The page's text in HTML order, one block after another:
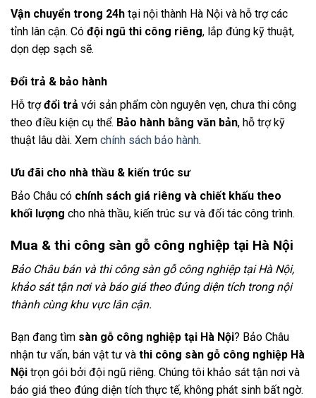
Vận chuyển trong 24h tại nội thành Hà Nội và hỗ trợ các
tỉnh lân cận. Có đội ngũ thi công riêng, lắp đúng kỹ thuật,
dọn dẹp sạch sẽ.
Đổi trả & bảo hành
Hỗ trợđổi trả với sản phẩm còn nguyên vẹn, chưa thi công
theo điều kiện cụ thể. Bảo hành bằng văn bản, hỗ trợ kỹ
thuật lâu dài. Xem chính sách bảo hành.
Ưu đãi cho nhà thầu & kiến trúc sư
Bảo Châu có chính sách giá riêng và chiết khấu theo
khối lượng cho nhà thầu, kiến trúc sư và đối tác công trình.
Mua & thi công sàn gỗ công nghiệp tại Hà Nội
Bảo Châu bán và thi công sàn gỗ công nghiệp tại Hà Nội,
khảo sát tận nơi và báo giá theo đúng diện tích trong nội
thành cùng khu vực lân cận.
Bạn đang tìm sàn gỗ công nghiệp tại Hà Nội? Bảo Châu
nhận tư vấn, bán vật tư và thi công sàn gỗ công nghiệp Hà
Nội trọn gói bởi đội ngũ riêng. Chúng tôi khảo sát tận nơi và
báo giá theo đúng diện tích thực tế, không phát sinh bất ngờ.